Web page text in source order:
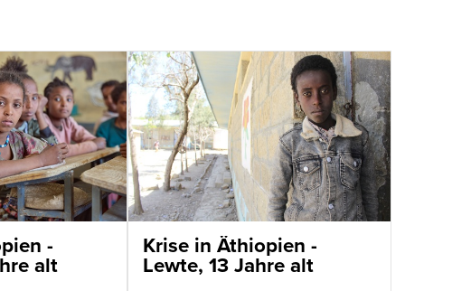
-
alt
Krise in Äthiopien -
Lewte, 13 Jahre alt